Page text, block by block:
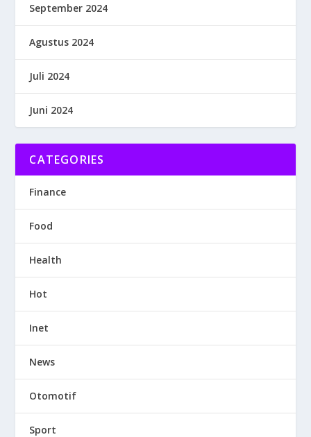
September 2024
Agustus 2024
Juli 2024
Juni 2024
CATEGORIES
Finance
Food
Health
Hot
Inet
News
Otomotif
Sport